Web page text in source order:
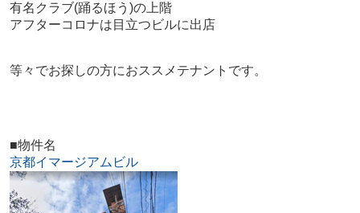
有名クラブ(踊るほう)の上階
アフターコロナは目立つビルに出店
等々でお探しの方におススメテナントです。
■物件名
京都イマージアムビル